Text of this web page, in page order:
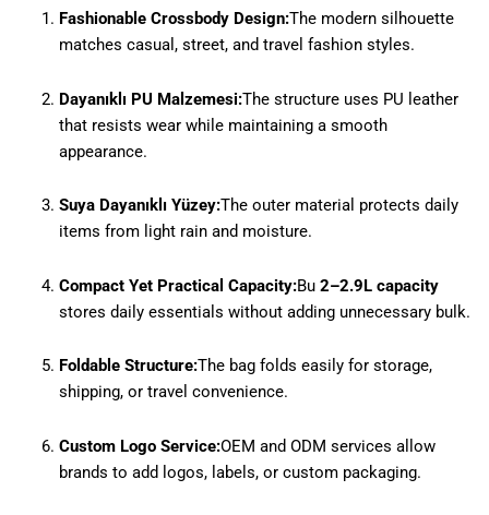
Fashionable Crossbody Design:The modern silhouette
matches casual, street, and travel fashion styles.
Dayanıklı PU Malzemesi:The structure uses PU leather
that resists wear while maintaining a smooth
appearance.
Suya Dayanıklı Yüzey:The outer material protects daily
items from light rain and moisture.
Compact Yet Practical Capacity:Bu 2–2.9L capacity
stores daily essentials without adding unnecessary bulk.
Foldable Structure:The bag folds easily for storage,
shipping, or travel convenience.
Custom Logo Service:OEM and ODM services allow
brands to add logos, labels, or custom packaging.